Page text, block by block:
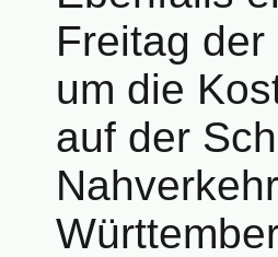
Freitag
um die
auf der